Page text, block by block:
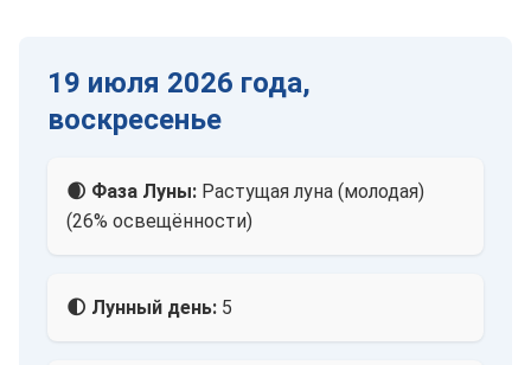
19 июля 2026 года,
воскресенье
🌒 Фаза Луны: Растущая луна (молодая)
(26% освещённости)
🌓 Лунный день: 5